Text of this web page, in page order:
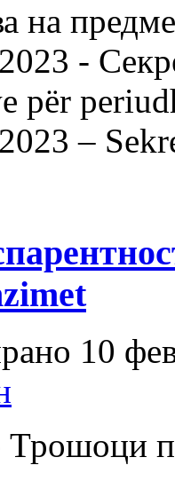
на
-
për
–
10
Трошоци